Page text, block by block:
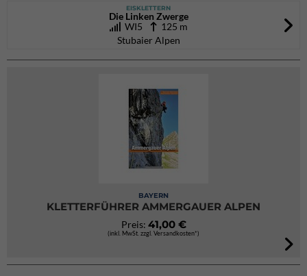
EISKLETTERN
Die Linken Zwerge
WI5 125 m
Stubaier Alpen
BAYERN
KLETTERFÜHRER AMMERGAUER ALPEN
Preis: 41,00 €
(inkl. MwSt. zzgl. Versandkosten*)